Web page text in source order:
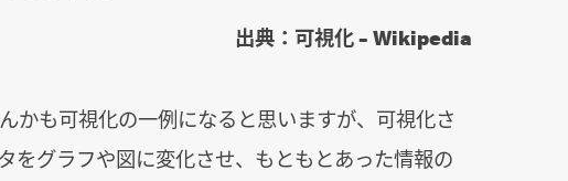
出典：可視化 – Wikipedia
かも可視化の一例になると思いますが、可視化さ
をグラフや図に変化させ、もともとあった情報の